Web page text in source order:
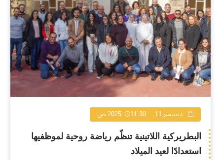
ديسمبر 11, 2025 11:30 ص
البطريركية اللاتينية تنظّم رياضة روحية لموظفيها
استعدادًا لعيد الميلاد